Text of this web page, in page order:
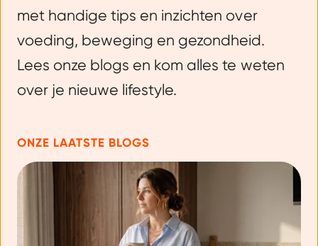
met handige tips en inzichten over
voeding, beweging en gezondheid.
Lees onze blogs en kom alles te weten
over je nieuwe lifestyle.
ONZE LAATSTE BLOGS